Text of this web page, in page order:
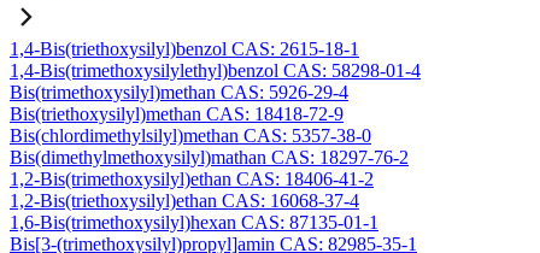
1,4-Bis(triethoxysilyl)benzol CAS: 2615-18-1
1,4-Bis(trimethoxysilylethyl)benzol CAS: 58298-01-4
Bis(trimethoxysilyl)methan CAS: 5926-29-4
Bis(triethoxysilyl)methan CAS: 18418-72-9
Bis(chlordimethylsilyl)methan CAS: 5357-38-0
Bis(dimethylmethoxysilyl)mathan CAS: 18297-76-2
1,2-Bis(trimethoxysilyl)ethan CAS: 18406-41-2
1,2-Bis(triethoxysilyl)ethan CAS: 16068-37-4
1,6-Bis(trimethoxysilyl)hexan CAS: 87135-01-1
Bis[3-(trimethoxysilyl)propyl]amin CAS: 82985-35-1